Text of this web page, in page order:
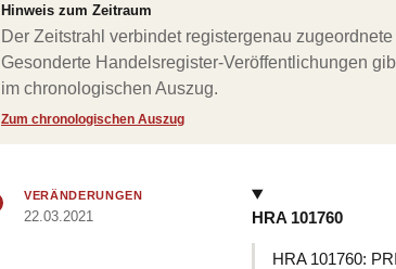
Hinweis zum Zeitraum
Der Zeitstrahl verbindet registergenau
Gesonderte Handelsregister-Veröffentlichungen
im chronologischen Auszug.
Zum chronologischen Auszug
VERÄNDERUNGEN
22.03.2021 HRA 101760
HRA 101760: